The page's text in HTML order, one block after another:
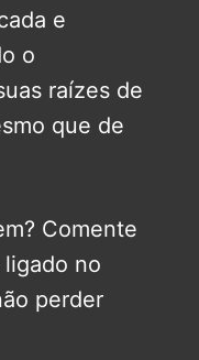
e
o
raízes de
que de
Comente
no
perder